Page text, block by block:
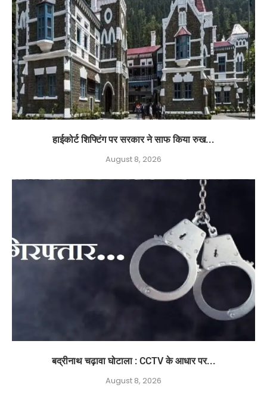
हाईकोर्ट शिफ्टिंग पर सरकार ने साफ किया रुख...
August 8, 2026
बद्रीनाथ चढ़ावा घोटाला : CCTV के आधार पर...
August 8, 2026